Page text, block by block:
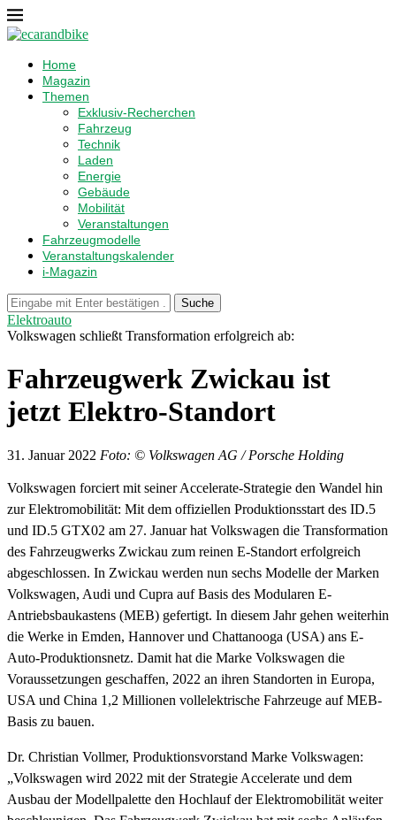
Home
Magazin
Themen
Exklusiv-Recherchen
Fahrzeug
Technik
Laden
Energie
Gebäude
Mobilität
Veranstaltungen
Fahrzeugmodelle
Veranstaltungskalender
i-Magazin
Suche
Elektroauto
Volkswagen schließt Transformation erfolgreich ab:
Fahrzeugwerk Zwickau ist
jetzt Elektro-Standort
31. Januar 2022 Foto: © Volkswagen AG / Porsche Holding
Volkswagen forciert mit seiner Accelerate-Strategie den Wandel hin
zur Elektromobilität: Mit dem offiziellen Produktionsstart des ID.5
und ID.5 GTX02 am 27. Januar hat Volkswagen die Transformation
des Fahrzeugwerks Zwickau zum reinen E-Standort erfolgreich
abgeschlossen. In Zwickau werden nun sechs Modelle der Marken
Volkswagen, Audi und Cupra auf Basis des Modularen E-
Antriebsbaukastens (MEB) gefertigt. In diesem Jahr gehen weiterhin
die Werke in Emden, Hannover und Chattanooga (USA) ans E-
Auto-Produktionsnetz. Damit hat die Marke Volkswagen die
Voraussetzungen geschaffen, 2022 an ihren Standorten in Europa,
USA und China 1,2 Millionen vollelektrische Fahrzeuge auf MEB-
Basis zu bauen.
Dr. Christian Vollmer, Produktionsvorstand Marke Volkswagen:
„Volkswagen wird 2022 mit der Strategie Accelerate und dem
Ausbau der Modellpalette den Hochlauf der Elektromobilität weiter